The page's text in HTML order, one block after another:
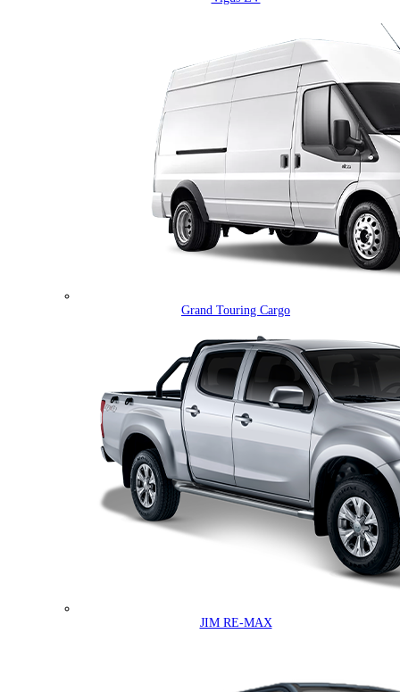
Grand Touring Cargo
JIM RE-MAX